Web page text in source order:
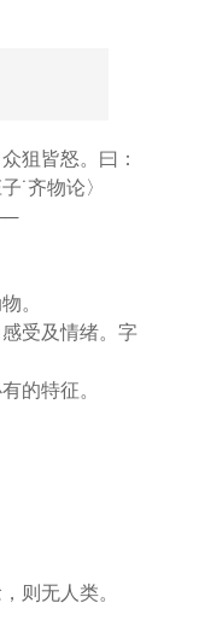
狙皆怒。曰：
˙齐物论〉
。
受及情绪。字
的特征。
则无人类。